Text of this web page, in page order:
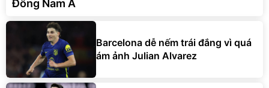
Đông Nam Á
Barcelona dễ nếm trái đắng vì quá
ám ảnh Julian Alvarez